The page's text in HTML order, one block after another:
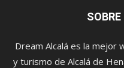
Dream Alcalá es la mejor
y turismo de Alcalá de